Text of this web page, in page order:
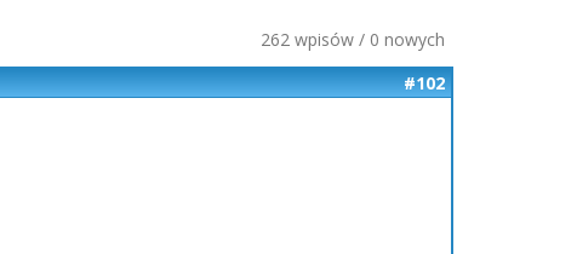
262 wpisów / 0 nowych
#102